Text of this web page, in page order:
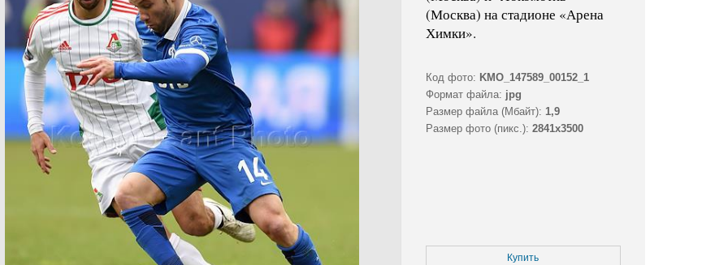
(Москва) на стадионе «Арена
Химки».
Код фото: KMO_147589_00152_1
Формат файла: jpg
Размер файла (Мбайт): 1,9
Размер фото (пикс.): 2841x3500
Купить